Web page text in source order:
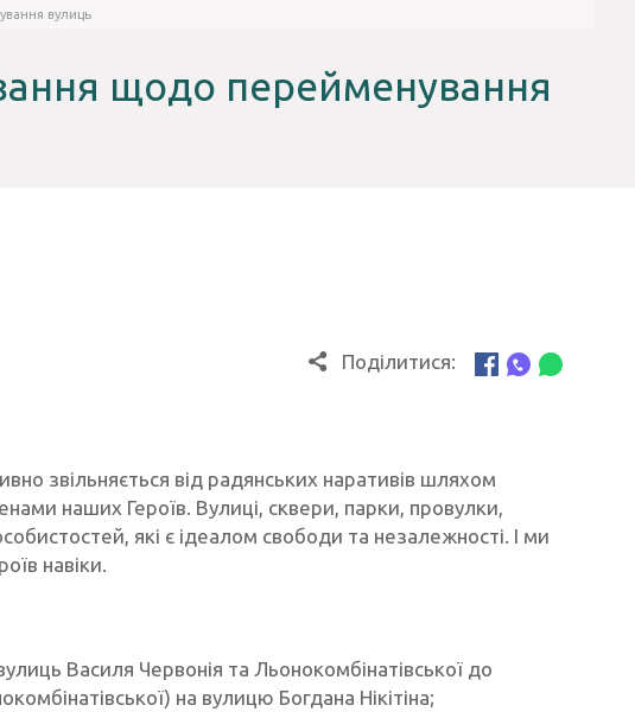
вулиць
щодо перейменування
Поділитися:
звільняється від радянських наративів шляхом
наших Героїв. Вулиці, сквери, парки, провулки,
які є ідеалом свободи та незалежності. І ми
навіки.
Василя Червонія та Льонокомбінатівської до
на вулицю Богдана Нікітіна;